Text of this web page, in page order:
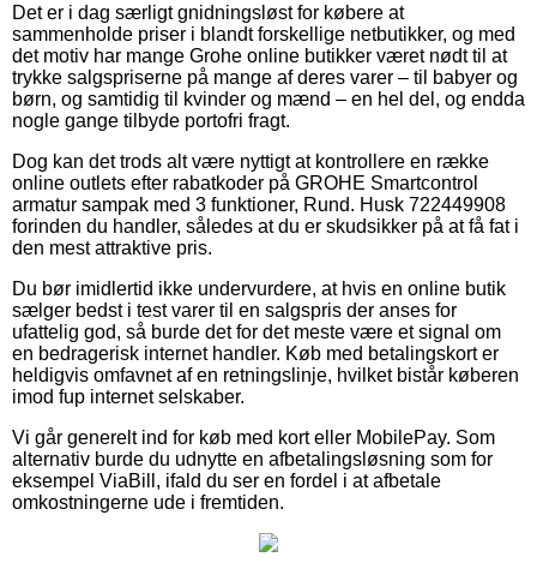
Det er i dag særligt gnidningsløst for købere at
sammenholde priser i blandt forskellige netbutikker, og med
det motiv har mange Grohe online butikker været nødt til at
trykke salgspriserne på mange af deres varer – til babyer og
børn, og samtidig til kvinder og mænd – en hel del, og endda
nogle gange tilbyde portofri fragt.
Dog kan det trods alt være nyttigt at kontrollere en række
online outlets efter rabatkoder på GROHE Smartcontrol
armatur sampak med 3 funktioner, Rund. Husk 722449908
forinden du handler, således at du er skudsikker på at få fat i
den mest attraktive pris.
Du bør imidlertid ikke undervurdere, at hvis en online butik
sælger bedst i test varer til en salgspris der anses for
ufattelig god, så burde det for det meste være et signal om
en bedragerisk internet handler. Køb med betalingskort er
heldigvis omfavnet af en retningslinje, hvilket bistår køberen
imod fup internet selskaber.
Vi går generelt ind for køb med kort eller MobilePay. Som
alternativ burde du udnytte en afbetalingsløsning som for
eksempel ViaBill, ifald du ser en fordel i at afbetale
omkostningerne ude i fremtiden.